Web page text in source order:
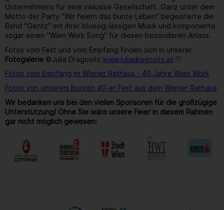
Unternehmens für eine inklusive Gesellschaft. Ganz unter dem
Motto der Party "Wir feiern das bunte Leben" begeisterte die
Band "Gentz" mit ihrer bluesig-lässigen Musik und komponierte
sogar einen "Wien Work Song" für diesen besonderen Anlass.
Fotos vom Fest und vom Empfang finden sich in unserer
Fotogalerie ©Julia Dragosits www.juliadragosits.at
Fotos vom Empfang im Wiener Rathaus - 40 Jahre Wien Work
Fotos von unserem bunten 40-er Fest aus dem Wiener Rathaus
Wir bedanken uns bei den vielen Sponsoren für die großzügige
Unterstützung! Ohne Sie wäre unsere Feier in diesem Rahmen
gar nicht möglich gewesen: